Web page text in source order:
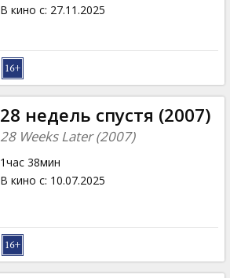
В кино с: 27.11.2025
28 недель спустя (2007)
28 Weeks Later (2007)
1час 38мин
В кино с: 10.07.2025